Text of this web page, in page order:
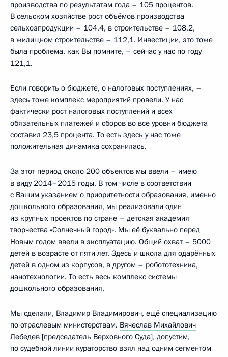
производства по результатам года – 105 процентов.
В сельском хозяйстве рост объёмов производства
сельхозпродукции – 104,4, в строительстве – 108,2,
в жилищном строительстве – 112,1. Инвестиции, это тоже
была проблема, как Вы помните, – сейчас у нас по году
121,1.
Если говорить о бюджете, о налоговых поступлениях, –
здесь тоже комплекс мероприятий провели. У нас
фактически рост налоговых поступлений и всех
обязательных платежей и сборов во все уровни бюджета
составил 23,5 процента. То есть здесь у нас тоже
положительная динамика сохранилась.
За этот период около 200 объектов мы ввели – имею
в виду 2014–2015 годы. В том числе в соответствии
с Вашим указанием о приоритетности образования, именно
дошкольного образования, мы реализовали один
из крупных проектов по стране – детская академия
творчества «Солнечный город». Мы её буквально перед
Новым годом ввели в эксплуатацию. Общий охват – 5000
детей в возрасте от пяти лет. Здесь и школа для одарённых
детей в одном из корпусов, в другом – робототехника,
нанотехнологии. То есть весь комплекс системы
дошкольного образования.
Мы сделали, Владимир Владимирович, ещё специализацию
по отраслевым министерствам. Вячеслав Михайлович
Лебедев [председатель Верховного Суда], допустим,
по судебной линии кураторство взял над одним сегментом